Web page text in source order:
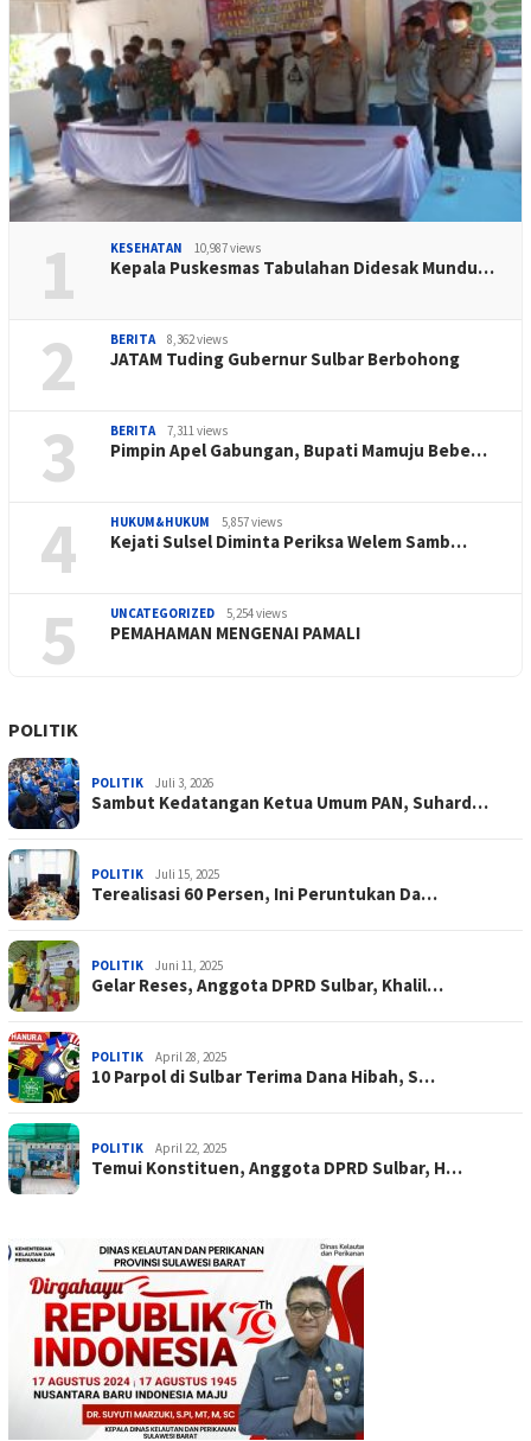
1 KESEHATAN 10,987 views
Kepala Puskesmas Tabulahan Didesak Mundu…
2 BERITA 8,362 views
JATAM Tuding Gubernur Sulbar Berbohong
3 BERITA 7,311 views
Pimpin Apel Gabungan, Bupati Mamuju Bebe…
4 HUKUM&HUKUM 5,857 views
Kejati Sulsel Diminta Periksa Welem Samb…
5 UNCATEGORIZED 5,254 views
PEMAHAMAN MENGENAI PAMALI
POLITIK
POLITIK Juli 3, 2026
Sambut Kedatangan Ketua Umum PAN, Suhard…
POLITIK Juli 15, 2025
Terealisasi 60 Persen, Ini Peruntukan Da…
POLITIK Juni 11, 2025
Gelar Reses, Anggota DPRD Sulbar, Khalil…
POLITIK April 28, 2025
10 Parpol di Sulbar Terima Dana Hibah, S…
POLITIK April 22, 2025
Temui Konstituen, Anggota DPRD Sulbar, H…